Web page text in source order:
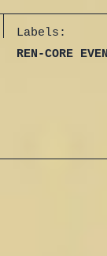
Labels:
REN-CORE